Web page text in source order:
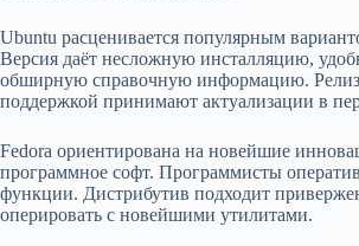
Ubuntu расценивается популярным
Версия даёт несложную инсталляцию,
обширную справочную информацию.
поддержкой принимают актуализации в
Fedora ориентирована на новейшие
программное софт. Программисты
функции. Дистрибутив подходит
оперировать с новейшими утилитами.